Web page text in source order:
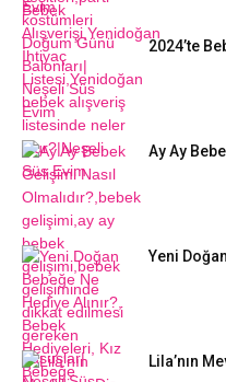
2024’te
Ay Ay
Yeni
Lila’nın